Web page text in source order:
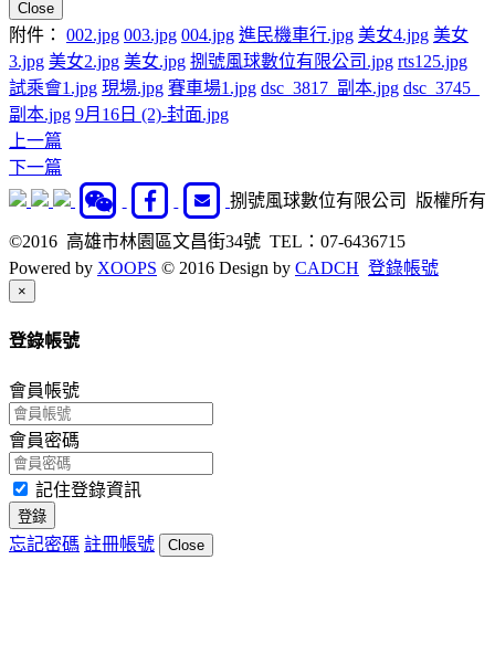
Close
附件： 002.jpg 003.jpg 004.jpg 進民機車行.jpg 美女4.jpg 美女
3.jpg 美女2.jpg 美女.jpg 捌號風球數位有限公司.jpg rts125.jpg
試乘會1.jpg 現場.jpg 賽車場1.jpg dsc_3817_副本.jpg dsc_3745_
副本.jpg 9月16日 (2)-封面.jpg
上一篇
下一篇
捌號風球數位有限公司 版權所有
©2016 高雄市林園區文昌街34號 TEL：07-6436715
Powered by XOOPS © 2016 Design by CADCH 登錄帳號
×
登錄帳號
會員帳號
會員密碼
記住登錄資訊
登錄
忘記密碼 註冊帳號 Close